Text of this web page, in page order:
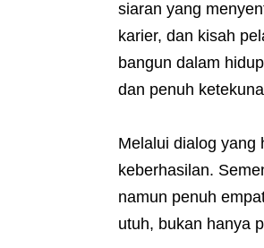
siaran yang
karier, dan kisah
bangun dalam
dan penuh
Melalui dialog yang
keberhasilan.
namun penuh
utuh, bukan hanya